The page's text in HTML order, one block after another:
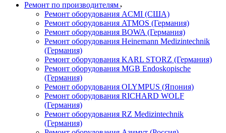
Ремонт по производителям
Ремонт оборудования ACMI (США)
Ремонт оборудования ATMOS (Германия)
Ремонт оборудования BOWA (Германия)
Ремонт оборудования Heinemann Medizintechnik
(Германия)
Ремонт оборудования KARL STORZ (Германия)
Ремонт оборудования MGB Endoskopische
(Германия)
Ремонт оборудования OLYMPUS (Япония)
Ремонт оборудования RICHARD WOLF
(Германия)
Ремонт оборудования RZ Medizintechnik
(Германия)